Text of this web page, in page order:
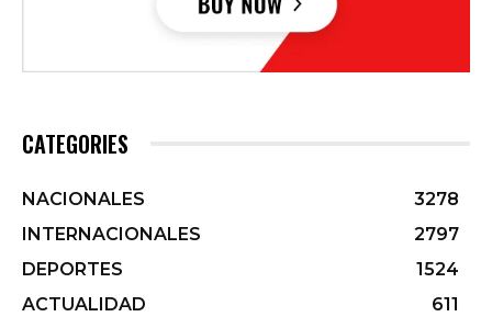
CATEGORIES
NACIONALES
3278
INTERNACIONALES
2797
DEPORTES
1524
ACTUALIDAD
611